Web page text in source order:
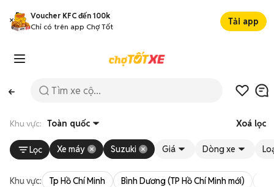
Voucher KFC đến 100k
Chỉ có trên app Chợ Tốt
Tải app
Khu vực: Toàn quốc Xoá lọc
Lọc Xe máy Suzuki Giá Dòng xe
Khu vực: Tp Hồ Chí Minh Bình Dương (TP Hồ Chí Minh mới)